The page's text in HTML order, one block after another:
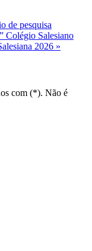
de pesquisa
Colégio Salesiano
2026 »
com (*). Não é